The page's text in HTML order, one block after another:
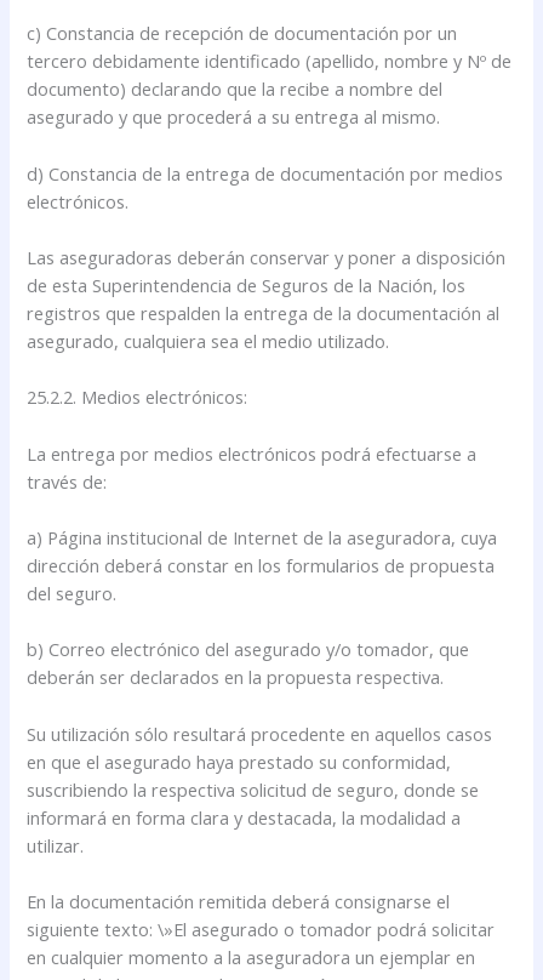
c) Constancia de recepción de documentación por un
tercero debidamente identificado (apellido, nombre y Nº de
documento) declarando que la recibe a nombre del
asegurado y que procederá a su entrega al mismo.
d) Constancia de la entrega de documentación por medios
electrónicos.
Las aseguradoras deberán conservar y poner a disposición
de esta Superintendencia de Seguros de la Nación, los
registros que respalden la entrega de la documentación al
asegurado, cualquiera sea el medio utilizado.
25.2.2. Medios electrónicos:
La entrega por medios electrónicos podrá efectuarse a
través de:
a) Página institucional de Internet de la aseguradora, cuya
dirección deberá constar en los formularios de propuesta
del seguro.
b) Correo electrónico del asegurado y/o tomador, que
deberán ser declarados en la propuesta respectiva.
Su utilización sólo resultará procedente en aquellos casos
en que el asegurado haya prestado su conformidad,
suscribiendo la respectiva solicitud de seguro, donde se
informará en forma clara y destacada, la modalidad a
utilizar.
En la documentación remitida deberá consignarse el
siguiente texto: \»El asegurado o tomador podrá solicitar
en cualquier momento a la aseguradora un ejemplar en